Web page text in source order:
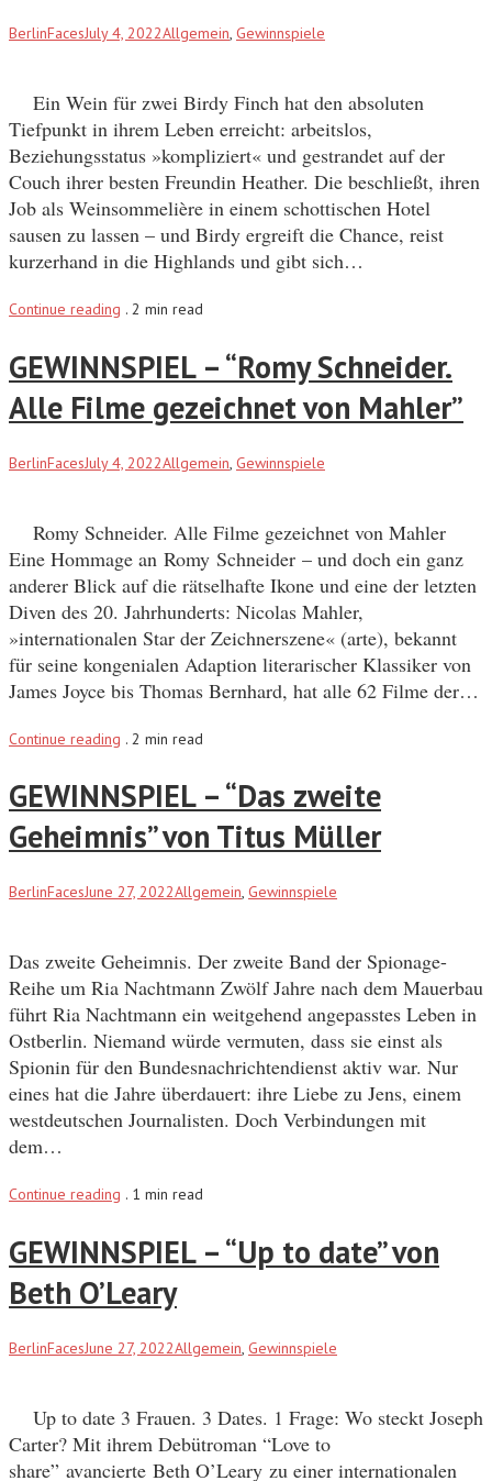
BerlinFacesJuly 4, 2022Allgemein, Gewinnspiele
Ein Wein für zwei Birdy Finch hat den absoluten
Tiefpunkt in ihrem Leben erreicht: arbeitslos,
Beziehungsstatus »kompliziert« und gestrandet auf der
Couch ihrer besten Freundin Heather. Die beschließt, ihren
Job als Weinsommelière in einem schottischen Hotel
sausen zu lassen – und Birdy ergreift die Chance, reist
kurzerhand in die Highlands und gibt sich…
Continue reading . 2 min read
GEWINNSPIEL – “Romy Schneider.
Alle Filme gezeichnet von Mahler”
BerlinFacesJuly 4, 2022Allgemein, Gewinnspiele
Romy Schneider. Alle Filme gezeichnet von Mahler
Eine Hommage an Romy Schneider – und doch ein ganz
anderer Blick auf die rätselhafte Ikone und eine der letzten
Diven des 20. Jahrhunderts: Nicolas Mahler,
»internationalen Star der Zeichnerszene« (arte), bekannt
für seine kongenialen Adaption literarischer Klassiker von
James Joyce bis Thomas Bernhard, hat alle 62 Filme der…
Continue reading . 2 min read
GEWINNSPIEL – “Das zweite
Geheimnis” von Titus Müller
BerlinFacesJune 27, 2022Allgemein, Gewinnspiele
Das zweite Geheimnis. Der zweite Band der Spionage-
Reihe um Ria Nachtmann Zwölf Jahre nach dem Mauerbau
führt Ria Nachtmann ein weitgehend angepasstes Leben in
Ostberlin. Niemand würde vermuten, dass sie einst als
Spionin für den Bundesnachrichtendienst aktiv war. Nur
eines hat die Jahre überdauert: ihre Liebe zu Jens, einem
westdeutschen Journalisten. Doch Verbindungen mit
dem…
Continue reading . 1 min read
GEWINNSPIEL – “Up to date” von
Beth O’Leary
BerlinFacesJune 27, 2022Allgemein, Gewinnspiele
Up to date 3 Frauen. 3 Dates. 1 Frage: Wo steckt Joseph
Carter? Mit ihrem Debütroman “Love to
share” avancierte Beth O’Leary zu einer internationalen